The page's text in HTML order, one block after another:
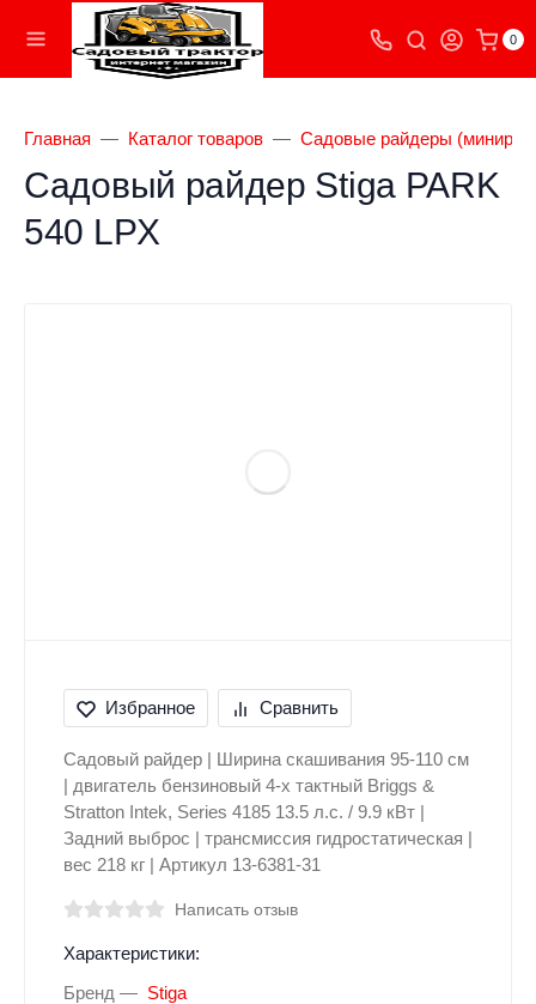
0
Главная Каталог товаров Садовые райдеры
Садовый райдер Stiga PARK
540 LPX
Избранное Сравнить
Садовый райдер | Ширина скашивания 95-110 см
| двигатель бензиновый 4-х тактный Briggs &
Stratton Intek, Series 4185 13.5 л.с. / 9.9 кВт |
Задний выброс | трансмиссия гидростатическая |
вес 218 кг | Артикул 13-6381-31
Написать отзыв
Характеристики:
Бренд
Stiga